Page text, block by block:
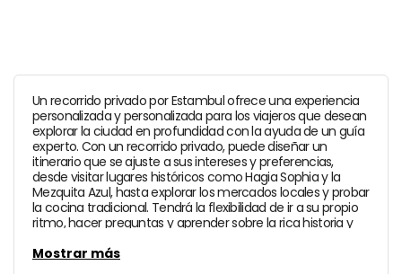
Un recorrido privado por Estambul ofrece una experiencia
personalizada y personalizada para los viajeros que desean
explorar la ciudad en profundidad con la ayuda de un guía
experto. Con un recorrido privado, puede diseñar un
itinerario que se ajuste a sus intereses y preferencias,
desde visitar lugares históricos como Hagia Sophia y la
Mezquita Azul, hasta explorar los mercados locales y probar
la cocina tradicional. Tendrá la flexibilidad de ir a su propio
ritmo, hacer preguntas y aprender sobre la rica historia y
recorrido privado por Estambul es una excelente manera
Mostrar más